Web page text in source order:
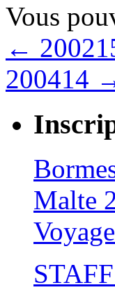
Vous
←
200414
Malte